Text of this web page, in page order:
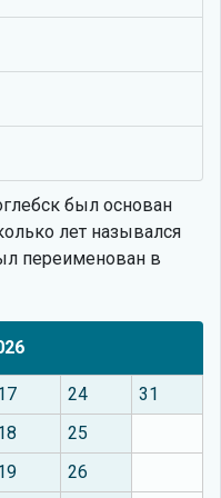
был основан
лет назывался
переименован в
24
31
25
26